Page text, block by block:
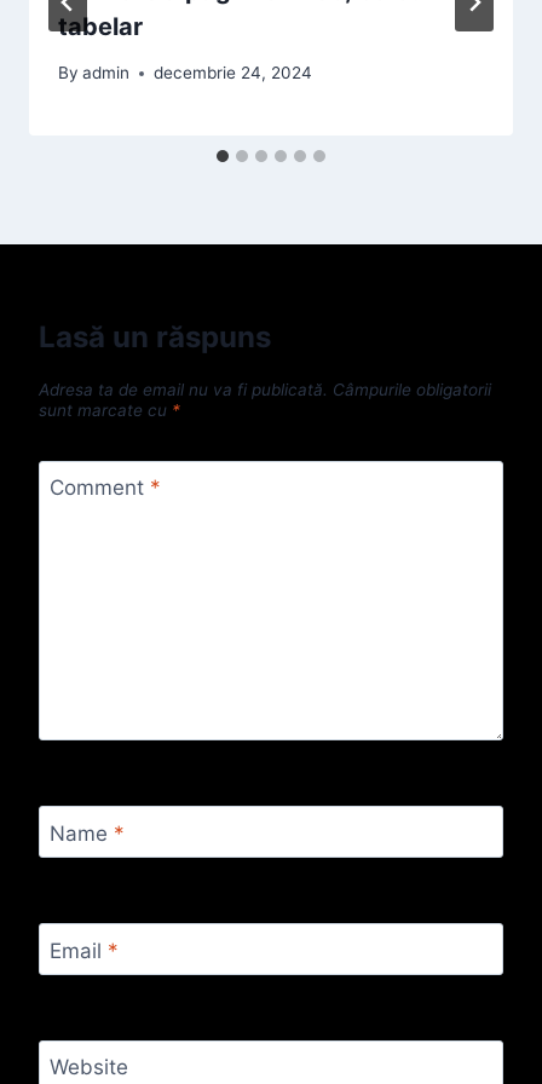
tabelar
By admin decembrie 24, 2024
Lasă un răspuns
Adresa ta de email nu va fi publicată. Câmpurile obligatorii
sunt marcate cu *
Comment *
Name *
Email *
Website